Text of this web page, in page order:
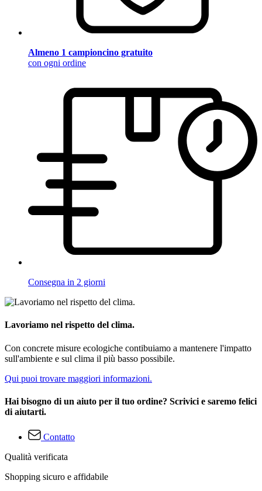
Almeno 1 campioncino gratuito
con ogni ordine
Consegna in 2 giorni
Lavoriamo nel rispetto del clima.
Con concrete misure ecologiche contibuiamo a mantenere l'impatto
sull'ambiente e sul clima il più basso possibile.
Qui puoi trovare maggiori informazioni.
Hai bisogno di un aiuto per il tuo ordine? Scrivici e saremo felici
di aiutarti.
Contatto
Qualità verificata
Shopping sicuro e affidabile